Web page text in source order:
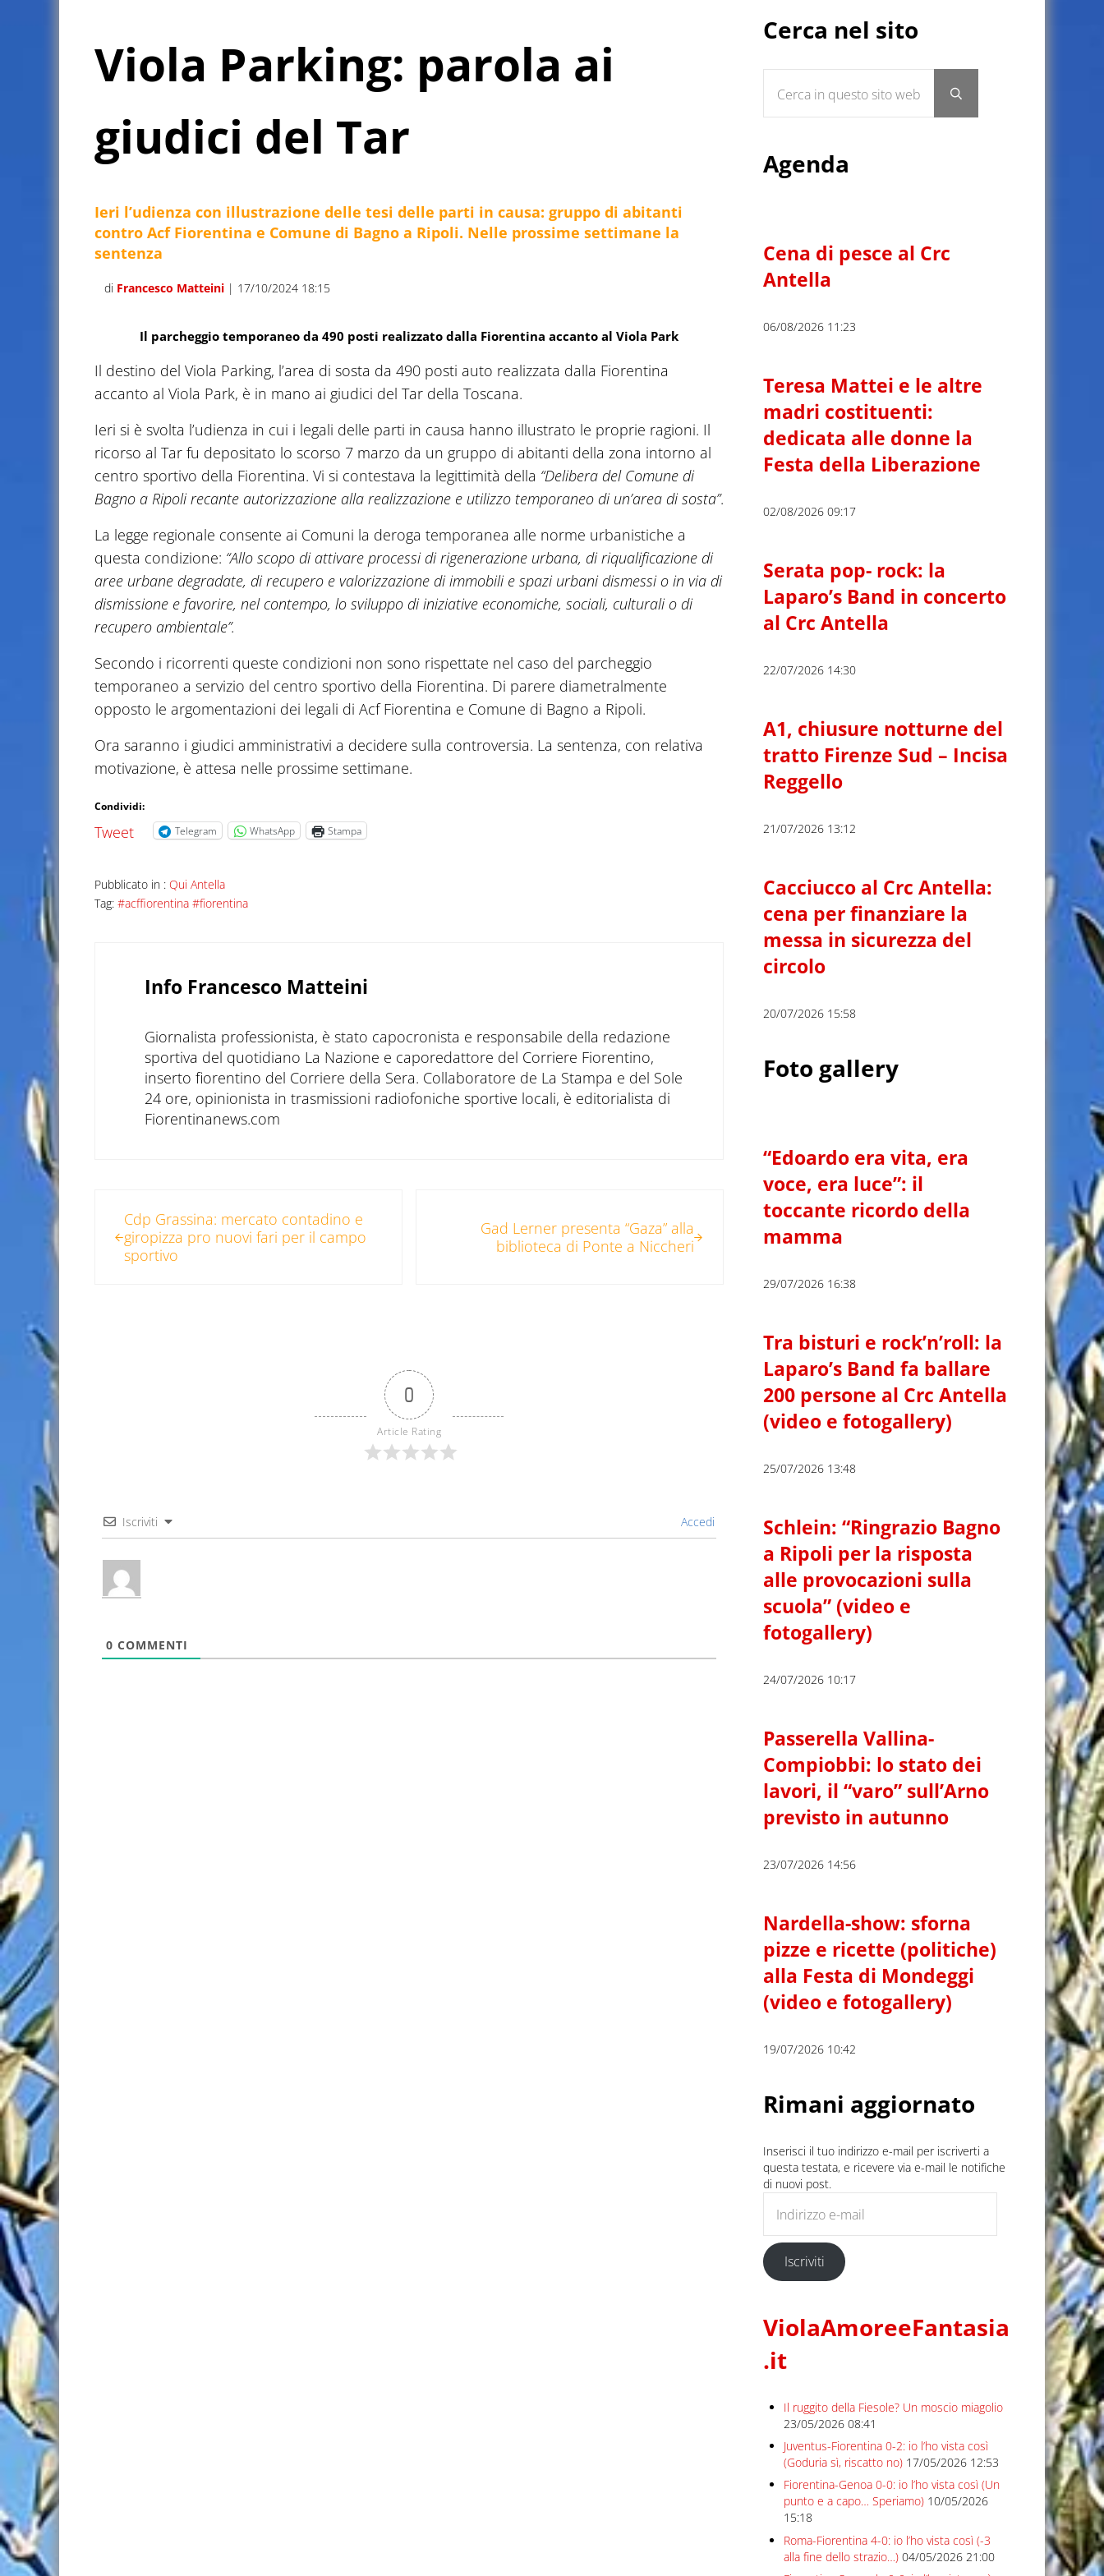
Viola Parking: parola ai
giudici del Tar
Ieri l’udienza con illustrazione delle tesi delle parti in causa: gruppo di abitanti
contro Acf Fiorentina e Comune di Bagno a Ripoli. Nelle prossime settimane la
sentenza
di Francesco Matteini | 17/10/2024 18:15
Il parcheggio temporaneo da 490 posti realizzato dalla Fiorentina accanto al Viola Park
Il destino del Viola Parking, l’area di sosta da 490 posti auto realizzata dalla Fiorentina
accanto al Viola Park, è in mano ai giudici del Tar della Toscana.
Ieri si è svolta l’udienza in cui i legali delle parti in causa hanno illustrato le proprie ragioni. Il
ricorso al Tar fu depositato lo scorso 7 marzo da un gruppo di abitanti della zona intorno al
centro sportivo della Fiorentina. Vi si contestava la legittimità della “Delibera del Comune di
Bagno a Ripoli recante autorizzazione alla realizzazione e utilizzo temporaneo di un’area di sosta”.
La legge regionale consente ai Comuni la deroga temporanea alle norme urbanistiche a
questa condizione: “Allo scopo di attivare processi di rigenerazione urbana, di riqualificazione di
aree urbane degradate, di recupero e valorizzazione di immobili e spazi urbani dismessi o in via di
dismissione e favorire, nel contempo, lo sviluppo di iniziative economiche, sociali, culturali o di
recupero ambientale”.
Secondo i ricorrenti queste condizioni non sono rispettate nel caso del parcheggio
temporaneo a servizio del centro sportivo della Fiorentina. Di parere diametralmente
opposto le argomentazioni dei legali di Acf Fiorentina e Comune di Bagno a Ripoli.
Ora saranno i giudici amministrativi a decidere sulla controversia. La sentenza, con relativa
motivazione, è attesa nelle prossime settimane.
Condividi:
Tweet Telegram WhatsApp Stampa
Pubblicato in : Qui Antella
Tag: #acffiorentina #fiorentina
Info Francesco Matteini
Giornalista professionista, è stato capocronista e responsabile della redazione
sportiva del quotidiano La Nazione e caporedattore del Corriere Fiorentino,
inserto fiorentino del Corriere della Sera. Collaboratore de La Stampa e del Sole
24 ore, opinionista in trasmissioni radiofoniche sportive locali, è editorialista di
Fiorentinanews.com
Cdp Grassina: mercato contadino e
giropizza pro nuovi fari per il campo
sportivo
Gad Lerner presenta “Gaza” alla
biblioteca di Ponte a Niccheri
0
Article Rating
Iscriviti Accedi
0 COMMENTI
Cerca nel sito
Submit search
Agenda
Cena di pesce al Crc
Antella
06/08/2026 11:23
Teresa Mattei e le altre
madri costituenti:
dedicata alle donne la
Festa della Liberazione
02/08/2026 09:17
Serata pop- rock: la
Laparo’s Band in concerto
al Crc Antella
22/07/2026 14:30
A1, chiusure notturne del
tratto Firenze Sud – Incisa
Reggello
21/07/2026 13:12
Cacciucco al Crc Antella:
cena per finanziare la
messa in sicurezza del
circolo
20/07/2026 15:58
Foto gallery
“Edoardo era vita, era
voce, era luce”: il
toccante ricordo della
mamma
29/07/2026 16:38
Tra bisturi e rock’n’roll: la
Laparo’s Band fa ballare
200 persone al Crc Antella
(video e fotogallery)
25/07/2026 13:48
Schlein: “Ringrazio Bagno
a Ripoli per la risposta
alle provocazioni sulla
scuola” (video e
fotogallery)
24/07/2026 10:17
Passerella Vallina-
Compiobbi: lo stato dei
lavori, il “varo” sull’Arno
previsto in autunno
23/07/2026 14:56
Nardella-show: sforna
pizze e ricette (politiche)
alla Festa di Mondeggi
(video e fotogallery)
19/07/2026 10:42
Rimani aggiornato
Inserisci il tuo indirizzo e-mail per iscriverti a
questa testata, e ricevere via e-mail le notifiche
di nuovi post.
Iscriviti
ViolaAmoreeFantasia
.it
Il ruggito della Fiesole? Un moscio miagolio
23/05/2026 08:41
Juventus-Fiorentina 0-2: io l’ho vista così
(Goduria sì, riscatto no) 17/05/2026 12:53
Fiorentina-Genoa 0-0: io l’ho vista così (Un
punto e a capo… Speriamo) 10/05/2026
15:18
Roma-Fiorentina 4-0: io l’ho vista così (-3
alla fine dello strazio…) 04/05/2026 21:00